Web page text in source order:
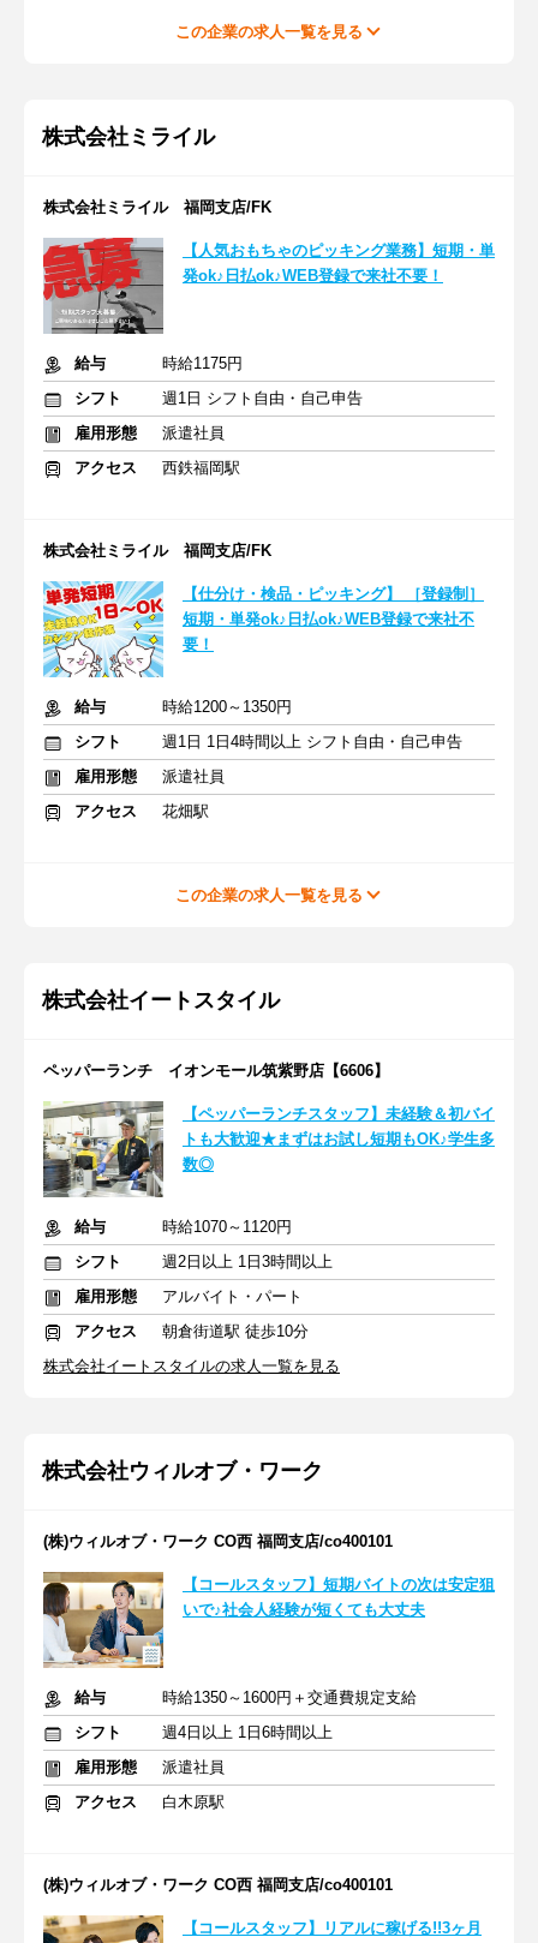
この企業の求人一覧を見る
株式会社ミライル
株式会社ミライル 福岡支店/FK
【人気おもちゃのピッキング業務】短期・単
発ok♪日払ok♪WEB登録で来社不要！
給与
時給1175円
シフト
週1日 シフト自由・自己申告
雇用形態
派遣社員
アクセス
西鉄福岡駅
株式会社ミライル 福岡支店/FK
【仕分け・検品・ピッキング】 ［登録制］
短期・単発ok♪日払ok♪WEB登録で来社不
要！
給与
時給1200～1350円
シフト
週1日 1日4時間以上 シフト自由・自己申告
雇用形態
派遣社員
アクセス
花畑駅
この企業の求人一覧を見る
株式会社イートスタイル
ペッパーランチ イオンモール筑紫野店【6606】
【ペッパーランチスタッフ】未経験＆初バイ
トも大歓迎★まずはお試し短期もOK♪学生多
数◎
給与
時給1070～1120円
シフト
週2日以上 1日3時間以上
雇用形態
アルバイト・パート
アクセス
朝倉街道駅 徒歩10分
株式会社イートスタイルの求人一覧を見る
株式会社ウィルオブ・ワーク
(株)ウィルオブ・ワーク CO西 福岡支店/co400101
【コールスタッフ】短期バイトの次は安定狙
いで♪社会人経験が短くても大丈夫
給与
時給1350～1600円＋交通費規定支給
シフト
週4日以上 1日6時間以上
雇用形態
派遣社員
アクセス
白木原駅
(株)ウィルオブ・ワーク CO西 福岡支店/co400101
【コールスタッフ】リアルに稼げる!!3ヶ月